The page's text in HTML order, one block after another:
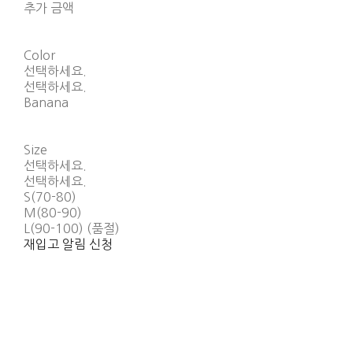
추가 금액
Color
선택하세요.
선택하세요.
Banana
Size
선택하세요.
선택하세요.
S(70-80)
M(80-90)
L(90-100) (품절)
재입고 알림 신청